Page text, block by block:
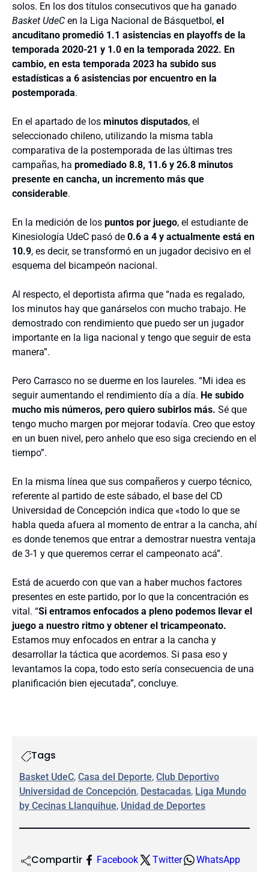
solos. En los dos títulos consecutivos que ha ganado
Basket UdeC en la Liga Nacional de Básquetbol, el
ancuditano promedió 1.1 asistencias en playoffs de la
temporada 2020-21 y 1.0 en la temporada 2022. En
cambio, en esta temporada 2023 ha subido sus
estadísticas a 6 asistencias por encuentro en la
postemporada.
En el apartado de los minutos disputados, el
seleccionado chileno, utilizando la misma tabla
comparativa de la postemporada de las últimas tres
campañas, ha promediado 8.8, 11.6 y 26.8 minutos
presente en cancha, un incremento más que
considerable.
En la medición de los puntos por juego, el estudiante de
Kinesiología UdeC pasó de 0.6 a 4 y actualmente está en
10.9, es decir, se transformó en un jugador decisivo en el
esquema del bicampeón nacional.
Al respecto, el deportista afirma que “nada es regalado,
los minutos hay que ganárselos con mucho trabajo. He
demostrado con rendimiento que puedo ser un jugador
importante en la liga nacional y tengo que seguir de esta
manera”.
Pero Carrasco no se duerme en los laureles. “Mi idea es
seguir aumentando el rendimiento día a día. He subido
mucho mis números, pero quiero subirlos más. Sé que
tengo mucho margen por mejorar todavía. Creo que estoy
en un buen nivel, pero anhelo que eso siga creciendo en el
tiempo”.
En la misma línea que sus compañeros y cuerpo técnico,
referente al partido de este sábado, el base del CD
Universidad de Concepción indica que «todo lo que se
habla queda afuera al momento de entrar a la cancha, ahí
es donde tenemos que entrar a demostrar nuestra ventaja
de 3-1 y que queremos cerrar el campeonato acá”.
Está de acuerdo con que van a haber muchos factores
presentes en este partido, por lo que la concentración es
vital. “Si entramos enfocados a pleno podemos llevar el
juego a nuestro ritmo y obtener el tricampeonato.
Estamos muy enfocados en entrar a la cancha y
desarrollar la táctica que acordemos. Si pasa eso y
levantamos la copa, todo esto sería consecuencia de una
planificación bien ejecutada”, concluye.
Tags
Basket UdeC, Casa del Deporte, Club Deportivo
Universidad de Concepción, Destacadas, Liga Mundo
by Cecinas Llanquihue, Unidad de Deportes
Compartir Facebook Twitter WhatsApp